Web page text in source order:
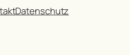
Datenschutz